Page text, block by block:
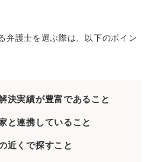
弁護士を選ぶ際は、以下のポイン
決実績が豊富であること
と連携していること
近くで探すこと